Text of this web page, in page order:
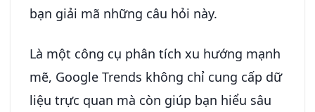
bạn giải mã những câu hỏi này.
Là một công cụ phân tích xu hướng mạnh
mẽ, Google Trends không chỉ cung cấp dữ
liệu trực quan mà còn giúp bạn hiểu sâu